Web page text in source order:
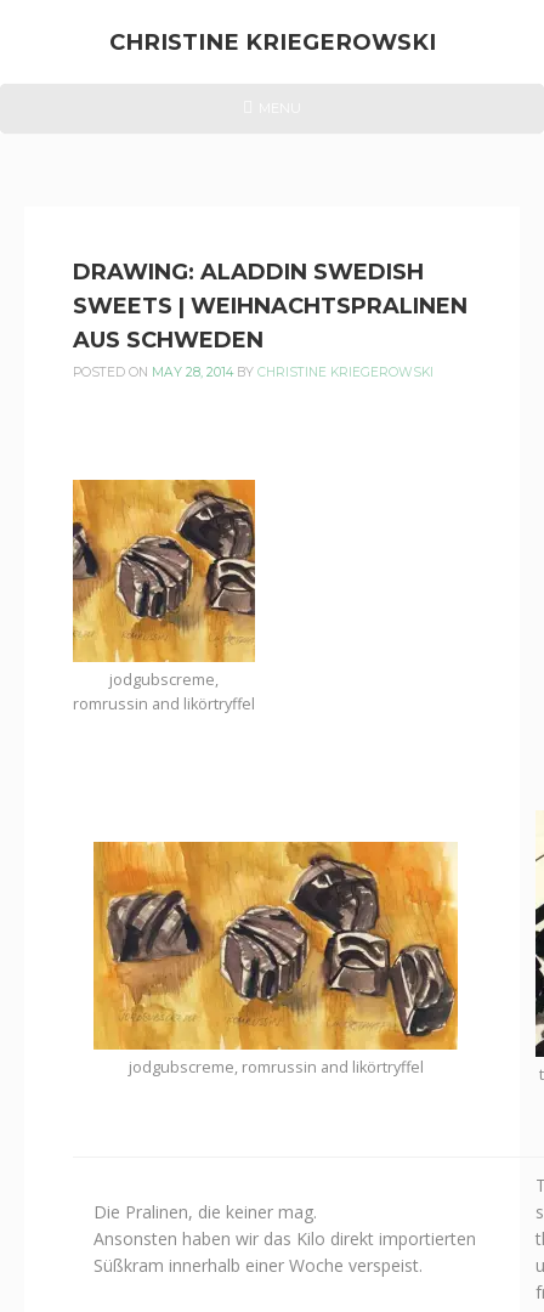
CHRISTINE KRIEGEROWSKI
DRAWING: ALADDIN SWEDISH
SWEETS | WEIHNACHTSPRALINEN
AUS SCHWEDEN
POSTED ON MAY 28, 2014BY CHRISTINE KRIEGEROWSKI
jodgubscreme,
romrussin and likörtryffel
jodgubscreme, romrussin and likörtryffel
Die Pralinen, die keiner mag.
Ansonsten haben wir das Kilo direkt importierten
Süßkram innerhalb einer Woche verspeist.